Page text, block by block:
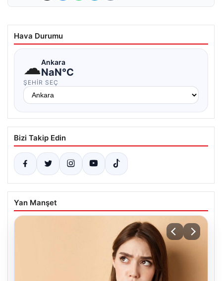
Hava Durumu
☁Ankara
NaN°C
ŞEHIR SEÇ
Bizi Takip Edin
Yan Manşet